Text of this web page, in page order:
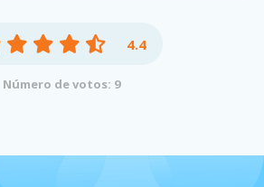
4.4
Número de votos: 9